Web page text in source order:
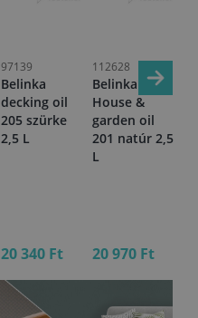
97139
Belinka
decking oil
205 szürke
2,5 L
20 340 Ft
112628
Belinka
House &
garden oil
201 natúr 2,5
L
20 970 Ft